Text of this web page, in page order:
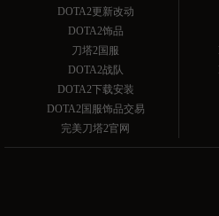
DOTA2更新改动
DOTA2饰品
刀塔2国服
DOTA2战队
DOTA2下载安装
DOTA2国服饰品交易
完美刀塔2官网